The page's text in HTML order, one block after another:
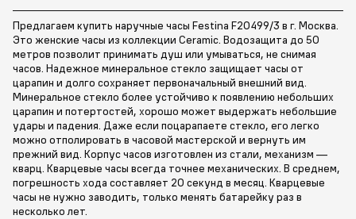
Предлагаем купить наручные часы Festina F20499/3 в г. Москва.
Это женские часы из коллекции Ceramic. Водозащита до 50
метров позволит принимать душ или умываться, не снимая
часов. Надежное минеральное стекло защищает часы от
царапин и долго сохраняет первоначальный внешний вид.
Минеральное стекло более устойчиво к появлению небольших
царапин и потертостей, хорошо может выдержать небольшие
удары и падения. Даже если поцарапаете стекло, его легко
можно отполировать в часовой мастерской и вернуть им
прежний вид. Корпус часов изготовлен из стали, механизм —
кварц. Кварцевые часы всегда точнее механических. В среднем,
погрешность хода составляет 20 секунд в месяц. Кварцевые
часы не нужно заводить, только менять батарейку раз в
несколько лет.